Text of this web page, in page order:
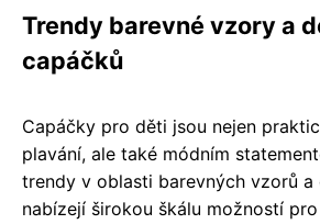
Trendy barevné vzory a
capáčků
Capáčky pro děti jsou nejen
plavání, ale také módním
trendy v oblasti barevných vzorů a
nabízejí širokou škálu možností